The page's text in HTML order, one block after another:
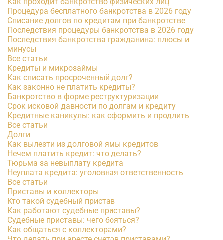
Процедура бесплатного банкротства в 2026 году
Списание долгов по кредитам при банкротстве
Последствия процедуры банкротства в 2026 году
Последствия банкротства гражданина: плюсы и
минусы
Все статьи
Кредиты и микрозаймы
Как списать просроченный долг?
Как законно не платить кредиты?
Банкротство в форме реструктуризации
Срок исковой давности по долгам и кредиту
Кредитные каникулы: как оформить и продлить
Все статьи
Долги
Как вылезти из долговой ямы кредитов
Нечем платить кредит: что делать?
Тюрьма за невыплату кредита
Неуплата кредита: уголовная ответственность
Все статьи
Приставы и коллекторы
Кто такой судебный пристав
Как работают судебные приставы?
Судебные приставы: чего бояться?
Как общаться с коллекторами?